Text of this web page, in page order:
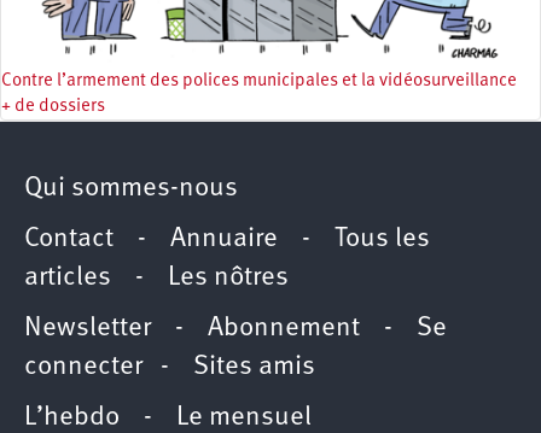
Contre l’armement des polices municipales et la vidéosurveillance
+ de dossiers
Qui sommes-nous
Contact - Annuaire -
Tous les
articles - Les nôtres
Newsletter- Abonnement - Se
connecter- Sites amis
L’hebdo - Le mensuel